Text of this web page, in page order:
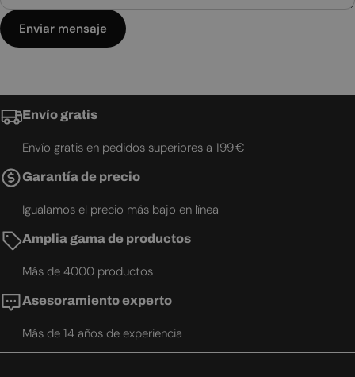
Enviar mensaje
Envío gratis
Envío gratis en pedidos superiores a 199 €
Garantía de precio
Igualamos el precio más bajo en línea
Amplia gama de productos
Más de 4000 productos
Asesoramiento experto
Más de 14 años de experiencia